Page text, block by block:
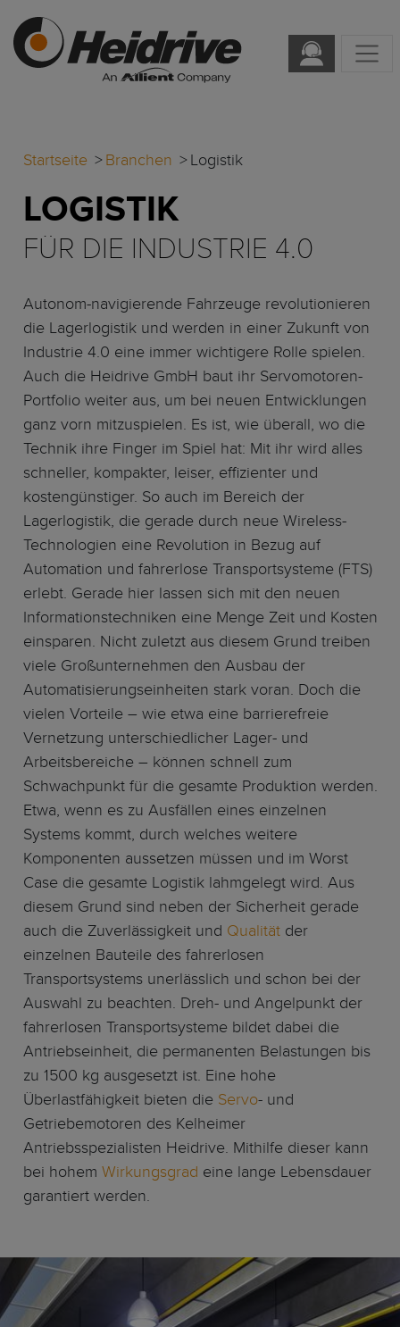
Startseite Branchen Logistik
LOGISTIK
FÜR DIE INDUSTRIE 4.0
Autonom-navigierende Fahrzeuge revolutionieren
die Lagerlogistik und werden in einer Zukunft von
Industrie 4.0 eine immer wichtigere Rolle spielen.
Auch die Heidrive GmbH baut ihr Servomotoren-
Portfolio weiter aus, um bei neuen Entwicklungen
ganz vorn mitzuspielen. Es ist, wie überall, wo die
Technik ihre Finger im Spiel hat: Mit ihr wird alles
schneller, kompakter, leiser, effizienter und
kostengünstiger. So auch im Bereich der
Lagerlogistik, die gerade durch neue Wireless-
Technologien eine Revolution in Bezug auf
Automation und fahrerlose Transportsysteme (FTS)
erlebt. Gerade hier lassen sich mit den neuen
Informationstechniken eine Menge Zeit und Kosten
einsparen. Nicht zuletzt aus diesem Grund treiben
viele Großunternehmen den Ausbau der
Automatisierungseinheiten stark voran. Doch die
vielen Vorteile – wie etwa eine barrierefreie
Vernetzung unterschiedlicher Lager- und
Arbeitsbereiche – können schnell zum
Schwachpunkt für die gesamte Produktion werden.
Etwa, wenn es zu Ausfällen eines einzelnen
Systems kommt, durch welches weitere
Komponenten aussetzen müssen und im Worst
Case die gesamte Logistik lahmgelegt wird. Aus
diesem Grund sind neben der Sicherheit gerade
auch die Zuverlässigkeit und Qualitätder
einzelnen Bauteile des fahrerlosen
Transportsystems unerlässlich und schon bei der
Auswahl zu beachten. Dreh- und Angelpunkt der
fahrerlosen Transportsysteme bildet dabei die
Antriebseinheit, die permanenten Belastungen bis
zu 1500 kg ausgesetzt ist. Eine hohe
Überlastfähigkeit bieten die Servo- und
Getriebemotoren des Kelheimer
Antriebsspezialisten Heidrive. Mithilfe dieser kann
bei hohem Wirkungsgrad eine lange Lebensdauer
garantiert werden.